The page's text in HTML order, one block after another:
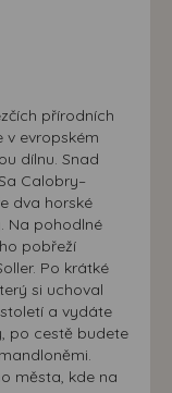
přírodních
v evropském
dílnu. Snad
Calobry–
dva horské
Na pohodlné
pobřeží
Po krátké
si uchoval
a vydáte
po cestě budete
města, kde na